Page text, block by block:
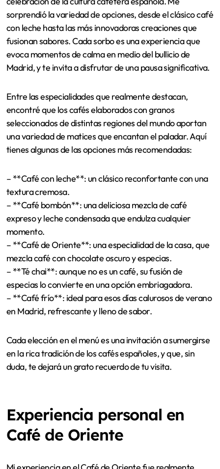
de un café; se comparte un pedazo de la vida.
Menú y especialidades del
café
En Café de Oriente, el menú es una verdadera
celebración de la cultura cafetera española. Me
sorprendió la variedad de opciones, desde el clásico café
con leche hasta las más innovadoras creaciones que
fusionan sabores. Cada sorbo es una experiencia que
Madrid, y te invita a disfrutar de una pausa significativa.
Entre las especialidades que realmente destacan,
encontré que los cafés elaborados con granos
seleccionados de distintas regiones del mundo aportan
una variedad de matices que encantan el paladar. Aquí
tienes algunas de las opciones más recomendadas:
– **Café con leche**: un clásico reconfortante con una
textura cremosa.
– **Café bombón**: una deliciosa mezcla de café
momento.
– **Café de Oriente**: una especialidad de la casa, que
mezcla café con chocolate oscuro y especias.
– **Café frío**: ideal para esos días calurosos de verano
en Madrid, refrescante y lleno de sabor.
en la rica tradición de los cafés españoles, y que, sin